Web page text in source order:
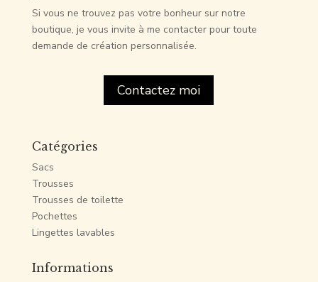
Si vous ne trouvez pas votre bonheur sur notre
boutique, je vous invite à me contacter pour toute
demande de création personnalisée.
Contactez moi
Catégories
Sacs
Trousses
Trousses de toilette
Pochettes
Lingettes lavables
Informations